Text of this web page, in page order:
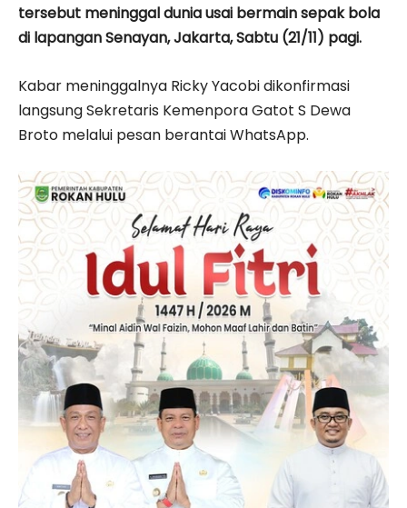
tersebut meninggal dunia usai bermain sepak bola
di lapangan Senayan, Jakarta, Sabtu (21/11) pagi.
Kabar meninggalnya Ricky Yacobi dikonfirmasi
langsung Sekretaris Kemenpora Gatot S Dewa
Broto melalui pesan berantai WhatsApp.